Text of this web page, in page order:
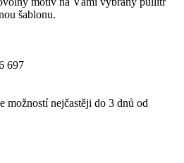
šablonu.
697
možností nejčastěji do 3 dnů od